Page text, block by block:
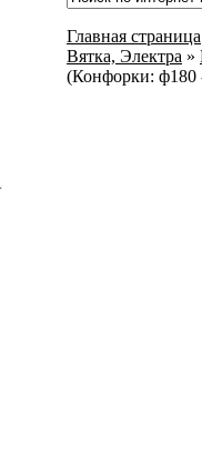
Главная страница
Вятка, Электра »
(Конфорки: ф180